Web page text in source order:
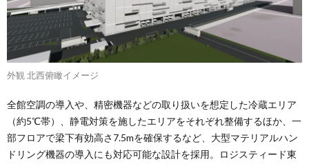
外観 北西俯瞰イメージ
全館空調の導入や、精密機器などの取り扱いを想定した冷蔵エリア
（約5℃帯）、静電対策を施したエリアをそれぞれ整備するほか、一
部フロアで梁下有効高さ7.5mを確保するなど、大型マテリアルハン
ドリング機器の導入にも対応可能な設計を採用。ロジスティード東